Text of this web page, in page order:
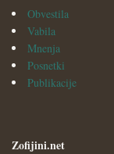
Obvestila
Vabila
Mnenja
Posnetki
Publikacije
Zofijini.net